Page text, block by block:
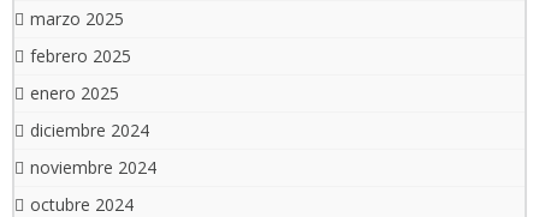
marzo 2025
febrero 2025
enero 2025
diciembre 2024
noviembre 2024
octubre 2024